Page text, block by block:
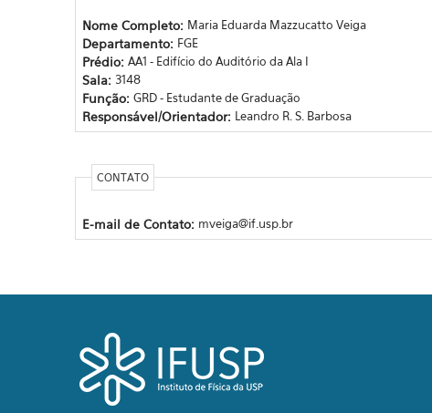
Nome Completo: Maria Eduarda Mazzucatto Veiga
Departamento: FGE
Prédio: AA1 - Edifício do Auditório da Ala I
Sala: 3148
Função: GRD - Estudante de Graduação
Responsável/Orientador: Leandro R. S. Barbosa
CONTATO
E-mail de Contato: mveiga@if.usp.br